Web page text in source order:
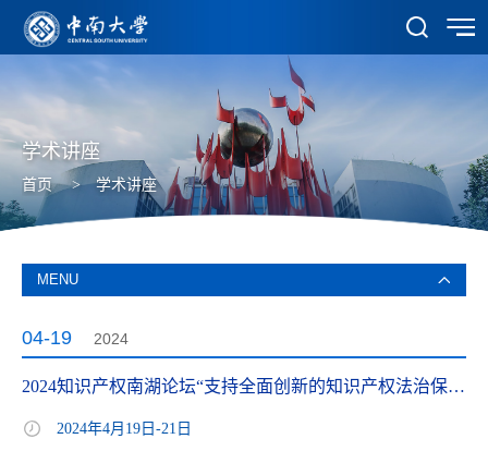
学术讲座
首页>学术讲座
MENU
04-19 2024
2024知识产权南湖论坛“支持全面创新的知识产权法治保障”国际研讨会
2024年4月19日-21日